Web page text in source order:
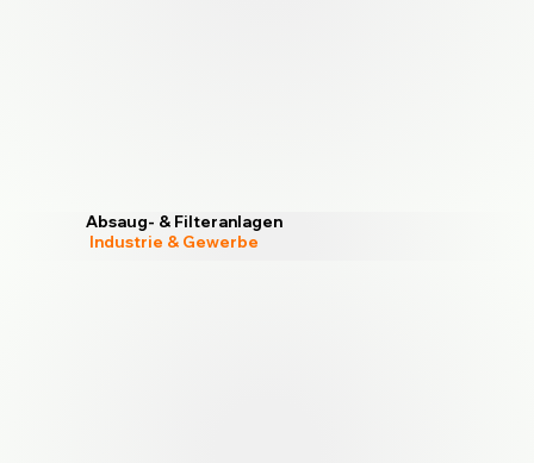
Absaug- & Filteranlagen
Industrie & Gewerbe